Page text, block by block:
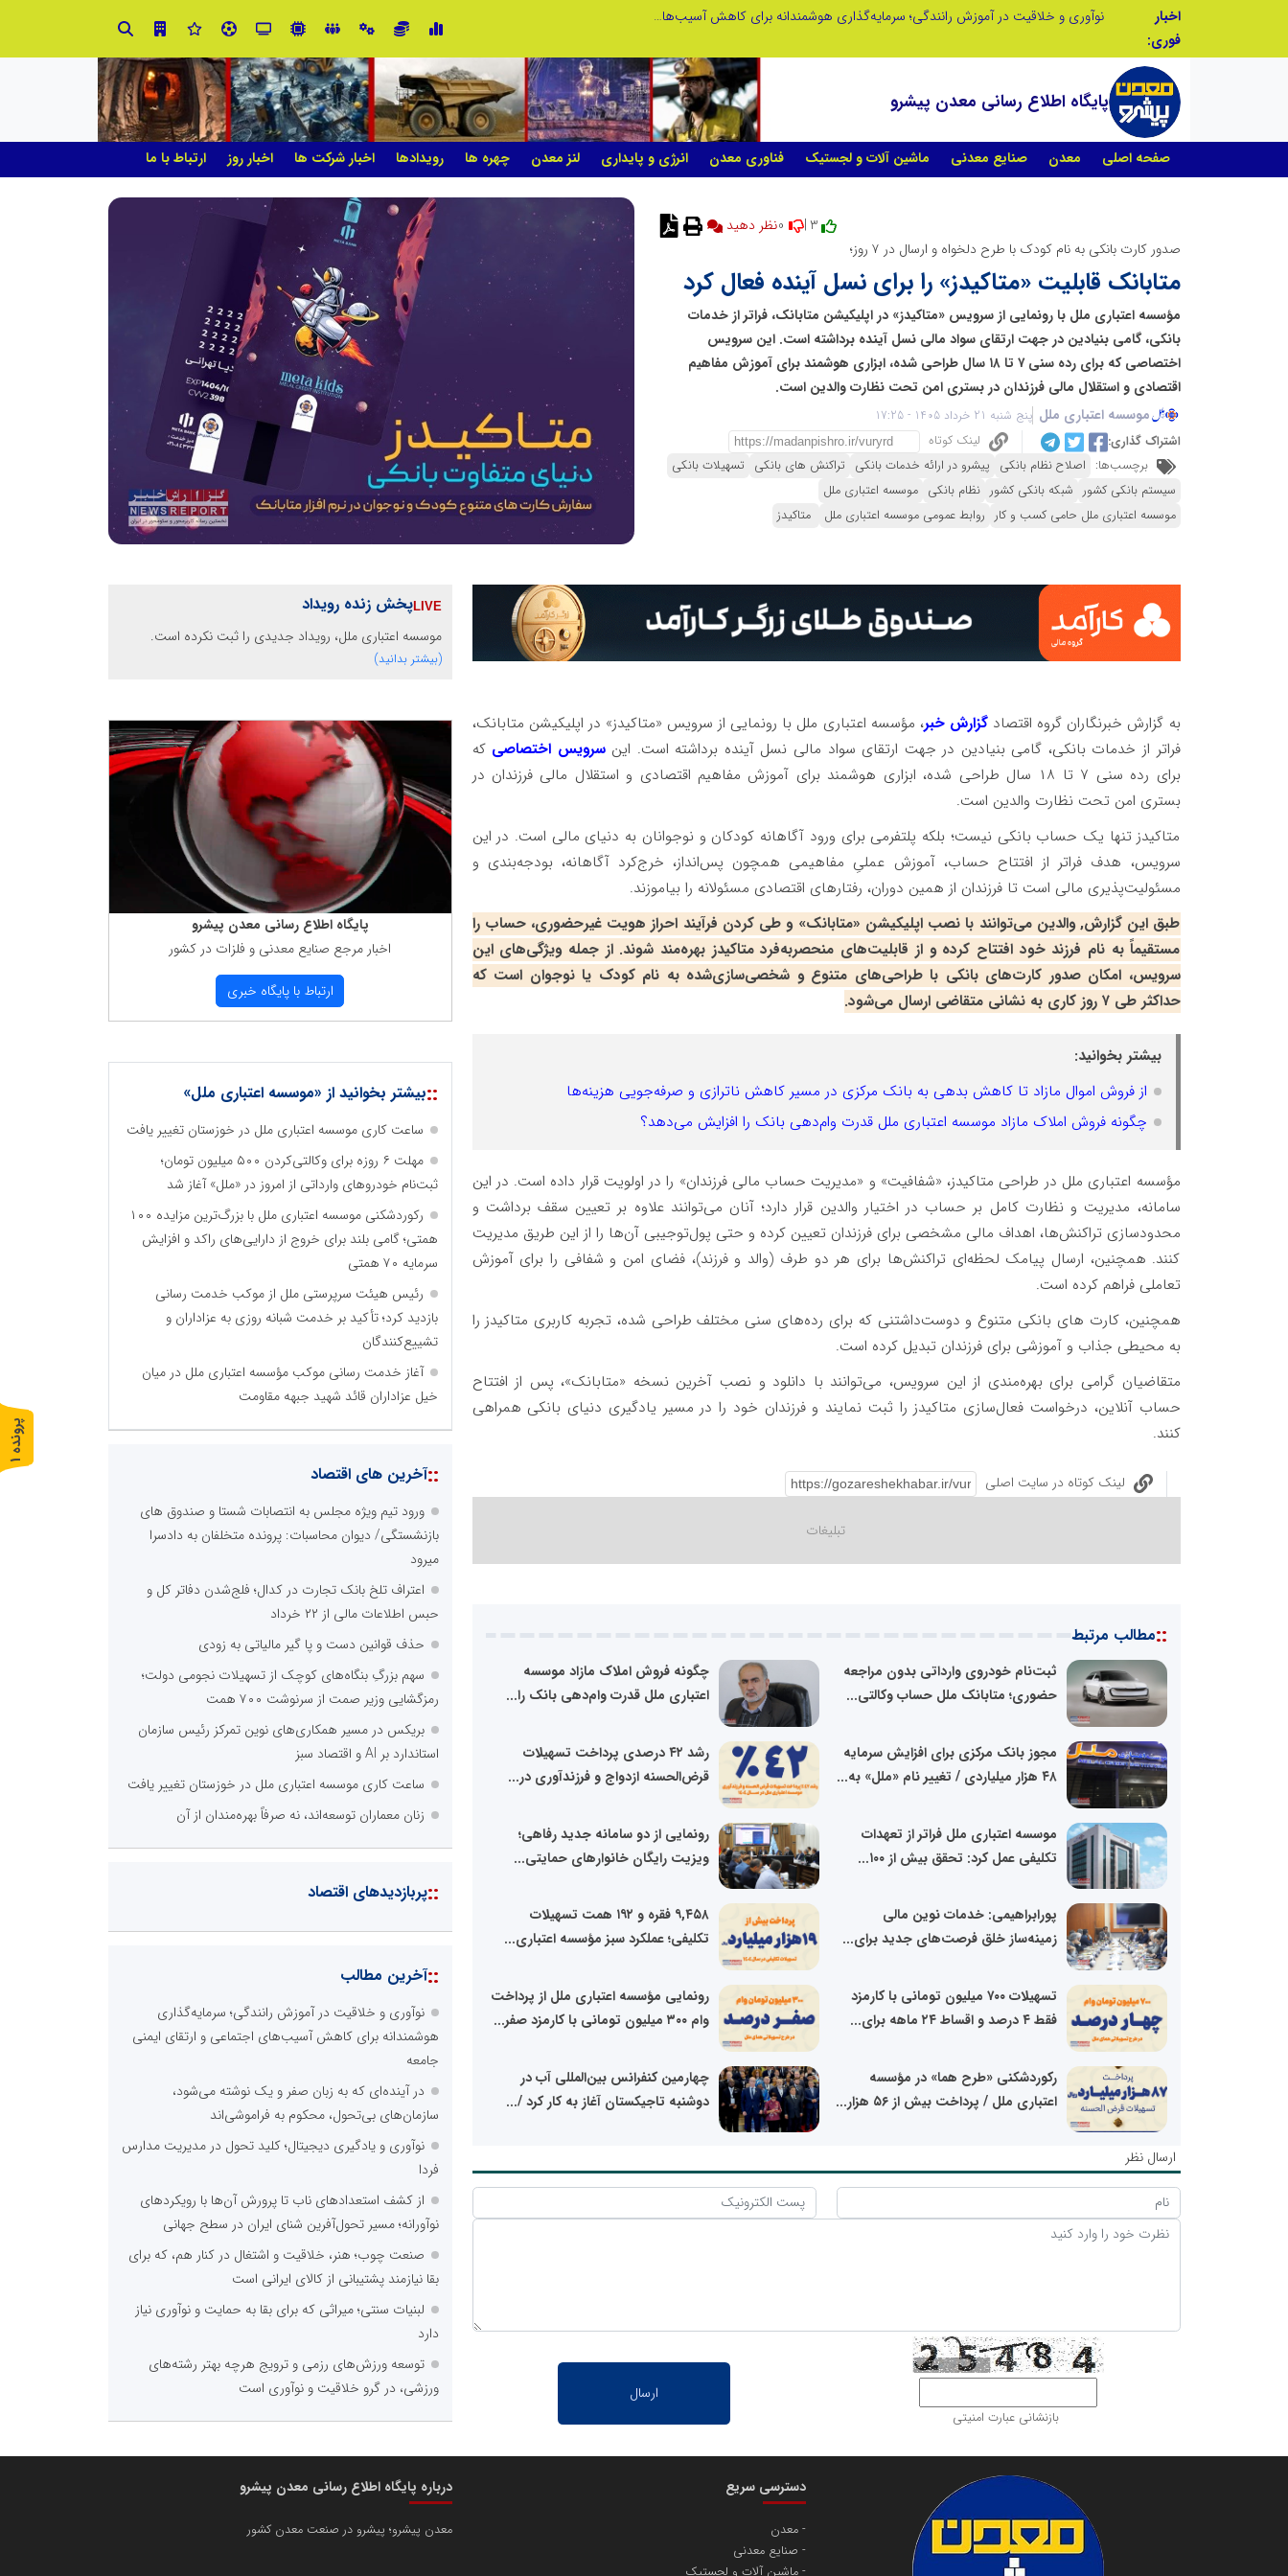
اخبار
فوری:
نوآوری و خلاقیت در آموزش رانندگی؛ سرمایه‌گذاری هوشمندانه برای کاهش آسیب‌های اجتماعی و ارتقای ایمنی جامعه نوآوری و یادگیری دیجیتال؛ کلید تحول در مدیریت مدارس فردا
پایگاه اطلاع رسانی معدن پیشرو
صفحه اصلی معدن صنایع معدنی ماشین آلات و لجستیک فناوری معدن انرژی و پایداری لنز معدن چهره ها رویدادها اخبار شرکت ها اخبار روز ارتباط با ما
3 |
صدور کارت بانکی به نام کودک با طرح دلخواه و ارسال در ۷ روز؛
متابانک قابلیت «متاکیدز» را برای نسل آینده فعال کرد
مؤسسه اعتباری ملل با رونمایی از سرویس «متاکیدز» در اپلیکیشن متابانک، فراتر از خدمات
بانکی، گامی بنیادین در جهت ارتقای سواد مالی نسل آینده برداشته است. این سرویس
اختصاصی که برای رده سنی ۷ تا ۱۸ سال طراحی شده، ابزاری هوشمند برای آموزش مفاهیم
اقتصادی و استقلال مالی فرزندان در بستری امن تحت نظارت والدین است.
موسسه اعتباری ملل پنج شنبه 21 خرداد 1405 - 17:25
اشتراک گذاری:
لینک کوتاه
برچسب‌ها: اصلاح نظام بانكی پیشرو در ارائه خدمات بانکی تراکنش های بانکی تسهیلات بانکی
سیستم بانکی کشور شبکه بانکی کشور نظام بانکی موسسه اعتباری ملل
موسسه اعتباری ملل حامی کسب و کار روابط عمومی موسسه اعتباری ملل متاکیدز
به گزارش خبرنگاران گروه اقتصادگزارش خبر، مؤسسه اعتباری ملل با رونمایی از سرویس «متاکیدز» در اپلیکیشن متابانک،
فراتر از خدمات بانکی، گامی بنیادین در جهت ارتقای سواد مالی نسل آینده برداشته است. این سرویس اختصاصی که
برای رده سنی ۷ تا ۱۸ سال طراحی شده، ابزاری هوشمند برای آموزش مفاهیم اقتصادی و استقلال مالی فرزندان در
بستری امن تحت نظارت والدین است.
متاکیدز تنها یک حساب بانکی نیست؛ بلکه پلتفرمی برای ورود آگاهانه کودکان و نوجوانان به دنیای مالی است. در این
سرویس، هدف فراتر از افتتاح حساب، آموزش عملیِ مفاهیمی همچون پس‌انداز، خرج‌کرد آگاهانه، بودجه‌بندی و
مسئولیت‌پذیری مالی است تا فرزندان از همین دوران، رفتارهای اقتصادی مسئولانه را بیاموزند.
طبق این گزارش, والدین می‌توانند با نصب اپلیکیشن «متابانک» و طی کردن فرآیند احراز هویت غیرحضوری، حساب را
مستقیماً به نام فرزند خود افتتاح کرده و از قابلیت‌های منحصر‌به‌فرد متاکیدز بهره‌مند شوند. از جمله ویژگی‌های این
سرویس، امکان صدور کارت‌های بانکی با طراحی‌های متنوع و شخصی‌سازی‌شده به نام کودک یا نوجوان است که
حداکثر طی ۷ روز کاری به نشانی متقاضی ارسال می‌شود.
بیشتر بخوانید:
از فروش اموال مازاد تا کاهش بدهی به بانک مرکزی در مسیر کاهش ناترازی و صرفه‌جویی هزینه‌ها
چگونه فروش املاک مازاد موسسه اعتباری ملل قدرت وام‌دهی بانک را افزایش می‌دهد؟
مؤسسه اعتباری ملل در طراحی متاکیدز، «شفافیت» و «مدیریت حساب مالی فرزندان» را در اولویت قرار داده است. در این
سامانه، مدیریت و نظارت کامل بر حساب در اختیار والدین قرار دارد؛ آنان می‌توانند علاوه بر تعیین سقف برداشت و
محدودسازی تراکنش‌ها، اهداف مالی مشخصی برای فرزندان تعیین کرده و حتی پول‌توجیبی آن‌ها را از این طریق مدیریت
کنند. همچنین، ارسال پیامک لحظه‌ای تراکنش‌ها برای هر دو طرف (والد و فرزند)، فضای امن و شفافی را برای آموزش
تعاملی فراهم کرده است.
همچنین، کارت های بانکی متنوع و دوست‌داشتنی که برای رده‌های سنی مختلف طراحی شده، تجربه کاربری متاکیدز را
به محیطی جذاب و آموزشی برای فرزندان تبدیل کرده است.
متقاضیان گرامی برای بهره‌مندی از این سرویس، می‌توانند با دانلود و نصب آخرین نسخه «متابانک»، پس از افتتاح
حساب آنلاین، درخواست فعال‌سازی متاکیدز را ثبت نمایند و فرزندان خود را در مسیر یادگیری دنیای بانکی همراهی
کنند.
لینک کوتاه در سایت اصلی
::مطالب مرتبط
ثبت‌نام خودروی وارداتی بدون مراجعه
حضوری؛ متابانک ملل حساب وکالتی...
چگونه فروش املاک مازاد موسسه
اعتباری ملل قدرت وام‌دهی بانک را...
مجوز بانک مرکزی برای افزایش سرمایه
۴۸ هزار میلیاردی / تغییر نام «ملل» به...
رشد ۴۲ درصدی پرداخت تسهیلات
قرض‌الحسنه ازدواج و فرزندآوری در...
موسسه اعتباری ملل فراتر از تعهدات
تکلیفی عمل کرد: تحقق بیش از ۱۰۰...
رونمایی از دو سامانه جدید رفاهی؛
ویزیت رایگان خانوارهای حمایتی...
پورابراهیمی: خدمات نوین مالی
زمینه‌ساز خلق فرصت‌های جدید برای...
۹,۴۵۸ فقره و ۱۹۲ همت تسهیلات
تکلیفی؛ عملکرد سبز مؤسسه اعتباری...
تسهیلات ۷۰۰ میلیون تومانی با کارمزد
فقط ۴ درصد و اقساط ۲۴ ماهه برای...
رونمایی مؤسسه اعتباری ملل از پرداخت
وام ۳۰۰ میلیون تومانی با کارمزد صفر...
رکوردشکنی «طرح هما» در مؤسسه
اعتباری ملل / پرداخت بیش از ۵۶ هزار...
چهارمین کنفرانس بین‌المللی آب در
دوشنبه تاجیکستان آغاز به کار کرد /...
ارسال نظر
بازنشانی عبارت امنیتی
پخش زنده رویداد
موسسه اعتباری ملل، رویداد جدیدی را ثبت نکرده است.
(بیشتر بدانید)
پایگاه اطلاع رسانی معدن پیشرو
اخبار مرجع صنایع معدنی و فلزات در كشور
ارتباط با پایگاه خبری
::بیشتر بخوانید از «موسسه اعتباری ملل»
ساعت کاری موسسه اعتباری ملل در خوزستان تغییر یافت
مهلت ۶ روزه برای وکالتی‌کردن ۵۰۰ میلیون تومان؛
ثبت‌نام خودروهای وارداتی از امروز در «ملل» آغاز شد
رکوردشکنی موسسه اعتباری ملل با بزرگ‌ترین مزایده ۱۰۰
همتی؛ گامی بلند برای خروج از دارایی‌های راکد و افزایش
سرمایه ۷۰ همتی
رئیس هیئت سرپرستی ملل از موکب خدمت رسانی
بازدید کرد؛ تأکید بر خدمت شبانه روزی به عزاداران و
تشییع‌کنندگان
آغاز خدمت رسانی موکب مؤسسه اعتباری ملل در میان
خیل عزاداران قائد شهید جبهه مقاومت
::آخرین های اقتصاد
ورود تیم ویژه مجلس به انتصابات شستا و صندوق های
بازنشستگی/ دیوان محاسبات: پرونده متخلفان به دادسرا
میرود
اعتراف تلخ بانک تجارت در کدال؛ فلج‌شدن دفاتر کل و
حبس اطلاعات مالی از ۲۲ خرداد
حذف قوانین دست و پا گیر مالیاتی به زودی
سهم بزرگِ بنگاه‌های کوچک از تسهیلات نجومی دولت؛
رمزگشایی وزیر صمت از سرنوشت ۷۰۰ همت
بریکس در مسیر همکاری‌های نوین تمرکز رئیس سازمان
استاندارد بر AI و اقتصاد سبز
ساعت کاری موسسه اعتباری ملل در خوزستان تغییر یافت
زنان معماران توسعه‌اند، نه صرفاً بهره‌مندان از آن
::پربازدیدهای اقتصاد
::آخرین مطالب
نوآوری و خلاقیت در آموزش رانندگی؛ سرمایه‌گذاری
هوشمندانه برای کاهش آسیب‌های اجتماعی و ارتقای ایمنی
جامعه
در آینده‌ای که به زبان صفر و یک نوشته می‌شود،
سازمان‌های بی‌تحول، محکوم به فراموشی‌اند
نوآوری و یادگیری دیجیتال؛ کلید تحول در مدیریت مدارس
فردا
از کشف استعدادهای ناب تا پرورش آن‌ها با رویکردهای
نوآورانه؛ مسیر تحول‌آفرین شنای ایران در سطح جهانی
صنعت چوب؛ هنر، خلاقیت و اشتغال در کنار هم، که برای
بقا نیازمند پشتیبانی از کالای ایرانی است
لبنیات سنتی؛ میراثی که برای بقا به حمایت و نوآوری نیاز
دارد
توسعه ورزش‌های رزمی و ترویج هرچه بهتر رشته‌های
ورزشی، در گرو خلاقیت و نوآوری است
پ
ر
و
ن
د
ه
1
دسترسی سریع
معدن
صنایع معدنی
ماشین آلات و لجستیک
درباره پایگاه اطلاع رسانی معدن پیشرو
معدن پیشرو؛ پیشرو در صنعت معدن کشور